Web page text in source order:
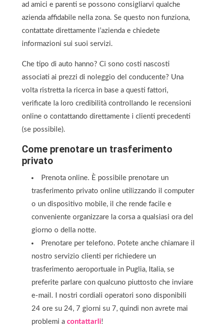
ad amici e parenti se possono consigliarvi qualche
azienda affidabile nella zona. Se questo non funziona,
contattate direttamente l’azienda e chiedete
informazioni sui suoi servizi.
Che tipo di auto hanno? Ci sono costi nascosti
associati ai prezzi di noleggio del conducente? Una
volta ristretta la ricerca in base a questi fattori,
verificate la loro credibilità controllando le recensioni
online o contattando direttamente i clienti precedenti
(se possibile).
Come prenotare un trasferimento
privato
Prenota online. È possibile prenotare un
trasferimento privato online utilizzando il computer
o un dispositivo mobile, il che rende facile e
conveniente organizzare la corsa a qualsiasi ora del
giorno o della notte.
Prenotare per telefono. Potete anche chiamare il
nostro servizio clienti per richiedere un
trasferimento aeroportuale in Puglia, Italia, se
preferite parlare con qualcuno piuttosto che inviare
e-mail. I nostri cordiali operatori sono disponibili
24 ore su 24, 7 giorni su 7, quindi non avrete mai
problemi a contattarli!